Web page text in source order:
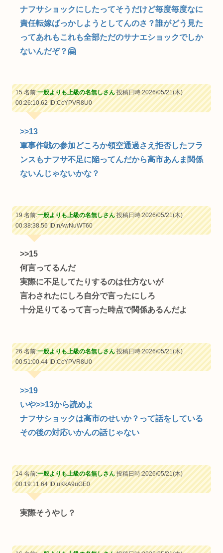
ナフサショックにしたってそうだけど毎度毎度なに
責任転嫁ばっかしようとしてんのさ？誰がどう見た
ってあれもこれも全部ただのサナエショックでしか
ないんだぞ？🤗
15 名前:一般よりも上級の名無しさん投稿日時:2026/05/21(木)
00:26:10.62ID:CcYPVR8U0
>>13
軍事作戦の参加どころか領空通過さえ拒否したフラ
ンスもナフサ不足に陥ってんだから高市あんま関係
ないんじゃないかな？
19 名前:一般よりも上級の名無しさん投稿日時:2026/05/21(木)
00:38:38.56ID:nAwNuWT60
>>15
何言ってるんだ
実際に不足してたりするのは仕方ないが
言わされたにしろ自分で言ったにしろ
十分足りてるって言った時点で関係あるんだよ
26 名前:一般よりも上級の名無しさん投稿日時:2026/05/21(木)
00:51:00.44ID:CcYPVR8U0
>>19
いや>>13から読めよ
ナフサショックは高市のせいか？って話をしている
その後の対応いかんの話じゃない
14 名前:一般よりも上級の名無しさん投稿日時:2026/05/21(木)
00:19:11.64ID:uKkA9uGE0
実際そうやし？